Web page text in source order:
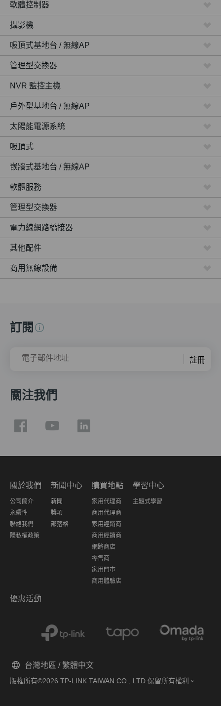
軟體控制器
攝影機
吸頂式基地台 / 無線AP
管理型交換器
NVR 監控主機
戶外型基地台 / 無線AP
太陽能電源系統
吸頂式
嵌牆式基地台 / 無線AP
軟體服務
管理型交換器
電力線網路橋接器
其他配件
商用無線設備
訂閱
電子郵件地址 註冊
關注我們
關於我們
公司簡介
永續性
聯絡我們
隱私權政策
新聞中心
新聞
獎項
部落格
購買地點
家用代理商
商用代理商
家用經銷商
商用經銷商
網路商店
零售商
家用門市
商用體驗店
學習中心
主題式學習
優惠活動
版權所有©2026 TP-LINK TAIWAN CO., LTD.保留所有權利。
台灣地區 / 繁體中文